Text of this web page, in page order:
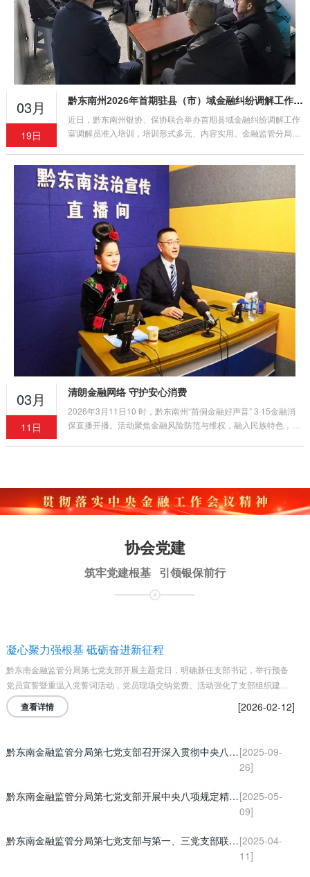
03月
19日
黔东南州2026年首期驻县（市）域金融纠纷调解工作室调解员准入培训顺利举办
近日，黔东南州银协、保协联合举办首期县域金融纠纷调解工作
室调解员准入培训，培训形式多元、内容实用。金融监管分局领
03月
11日
清朗金融网络 守护安心消费
2026年3月11日10 时，黔东南州“苗侗金融好声音” 3·15金融消
保直播开播。活动聚焦金融风险防范与维权，融入民族特色，三
协会党建
筑牢党建根基 引领银保前行
凝心聚力强根基 砥砺奋进新征程
黔东南金融监管分局第七党支部开展主题党日，明确新任支部书记，举行预备
党员宣誓暨重温入党誓词活动，党员现场交纳党费。活动强化了支部组织建设
与党性教育，激励党员立足岗位、担当作为，以党建实效助力地方金融高质量
发展。
查看详情 [2026-02-12]
黔东南金融监管分局第七党支部召开深入贯彻中央八项规定精神学习教育总结会议[2025-09-
26]
黔东南金融监管分局第七党支部开展中央八项规定精神学习[2025-05-
09]
黔东南金融监管分局第七党支部与第一、三党支部联合开展“追寻先烈足迹 传承长征精神” 主题党日活动[2025-04-
11]